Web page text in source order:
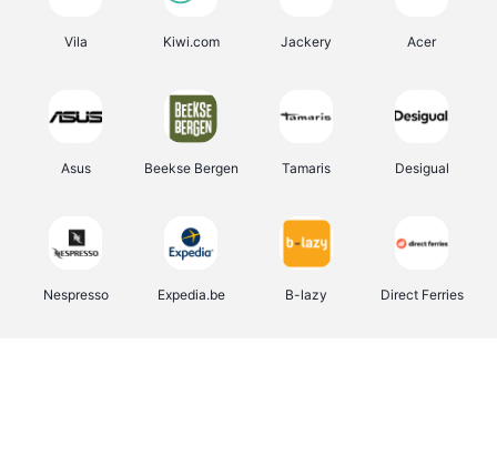
Vila Kiwi.com Jackery Acer
Asus Beekse Bergen Tamaris Desigual
Nespresso Expedia.be B-lazy Direct Ferries